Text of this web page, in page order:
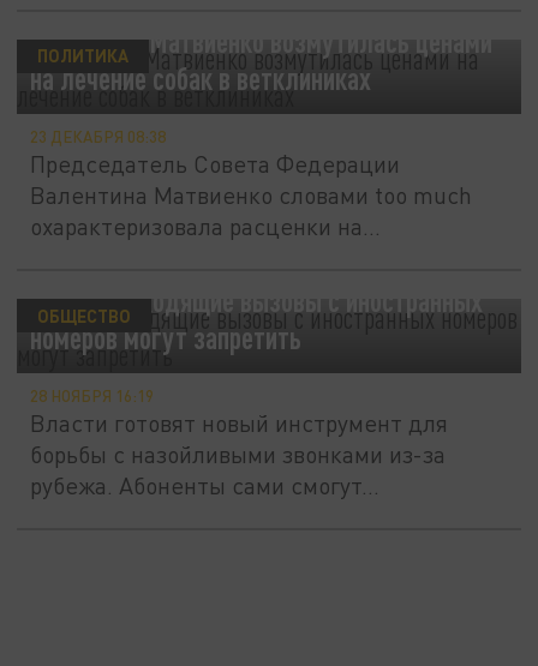
Валентина Матвиенко возмутилась ценами
на лечение собак в ветклиниках
ПОЛИТИКА
23 ДЕКАБРЯ 08:38
Председатель Совета Федерации
Валентина Матвиенко словами too much
охарактеризовала расценки на
Совфед: Входящие вызовы с иностранных
номеров могут запретить
ОБЩЕСТВО
28 НОЯБРЯ 16:19
Власти готовят новый инструмент для
борьбы с назойливыми звонками из-за
рубежа. Абоненты сами смогут...